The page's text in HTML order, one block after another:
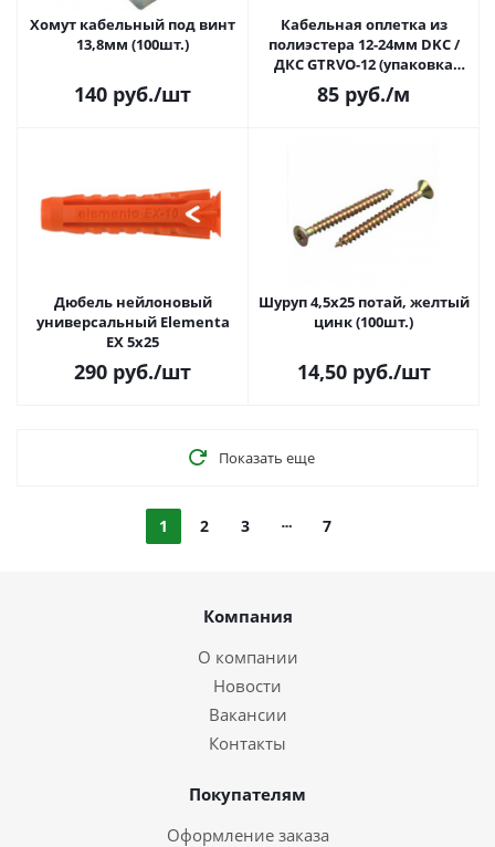
Хомут кабельный под винт
13,8мм (100шт.)
140 руб./шт
Кабельная оплетка из
полиэстера 12-24мм DKC /
ДКС GTRVO-12 (упаковка
100м)
85 руб./м
Дюбель нейлоновый
универсальный Elementa
EX 5x25
290 руб./шт
Шуруп 4,5х25 потай, желтый
цинк (100шт.)
14,50руб./шт
Показать еще
1 2 3 7
Компания
О компании
Новости
Вакансии
Контакты
Покупателям
Оформление заказа